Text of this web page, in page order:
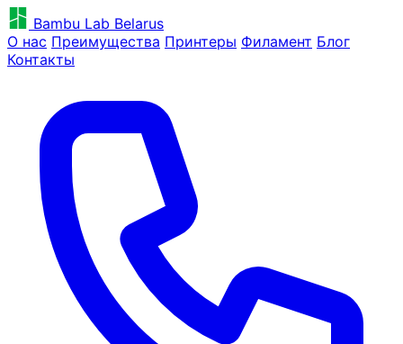
Bambu Lab Belarus
О нас Преимущества Принтеры Филамент Блог
Контакты